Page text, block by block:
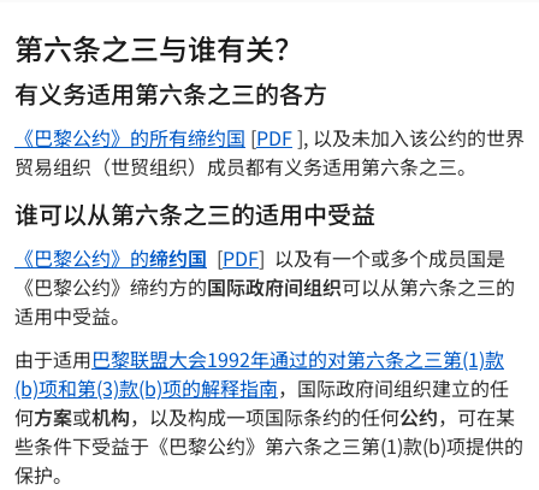
第六条之三与谁有关？
有义务适用第六条之三的各方
《巴黎公约》的所有缔约国 [PDF], 以及未加入该公约的世界
贸易组织（世贸组织）成员都有义务适用第六条之三。
谁可以从第六条之三的适用中受益
《巴黎公约》的缔约国 [PDF] 以及有一个或多个成员国是
《巴黎公约》缔约方的国际政府间组织可以从第六条之三的
适用中受益。
由于适用巴黎联盟大会1992年通过的对第六条之三第(1)款
(b)项和第(3)款(b)项的解释指南，国际政府间组织建立的任
何方案或机构，以及构成一项国际条约的任何公约，可在某
些条件下受益于《巴黎公约》第六条之三第(1)款(b)项提供的
保护。